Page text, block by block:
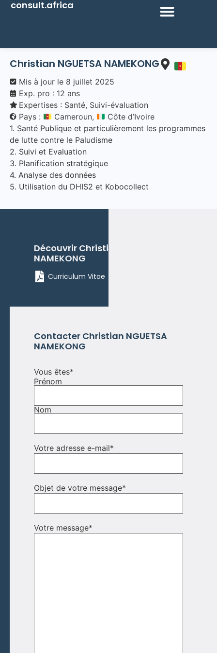
consult.africa
Christian NGUETSA NAMEKONG
Mis à jour le 8 juillet 2025
Exp. pro : 12 ans
Expertises : Santé, Suivi-évaluation
Pays :
Cameroun,
Côte d’Ivoire
1. Santé Publique et particulièrement les programmes
de lutte contre le Paludisme
2. Suivi et Evaluation
3. Planification stratégique
4. Analyse des données
5. Utilisation du DHIS2 et Kobocollect
Découvrir Christian
NAMEKONG
Curriculum Vitae
Contacter Christian NGUETSA
NAMEKONG
Vous êtes*
Prénom
Nom
Votre adresse e-mail*
Objet de votre message*
Votre message*